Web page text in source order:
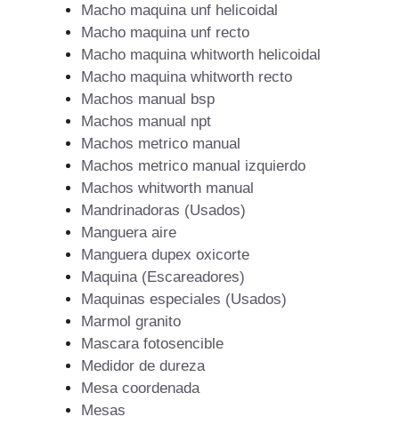
Macho maquina unf helicoidal
Macho maquina unf recto
Macho maquina whitworth helicoidal
Macho maquina whitworth recto
Machos manual bsp
Machos manual npt
Machos metrico manual
Machos metrico manual izquierdo
Machos whitworth manual
Mandrinadoras (Usados)
Manguera aire
Manguera dupex oxicorte
Maquina (Escareadores)
Maquinas especiales (Usados)
Marmol granito
Mascara fotosencible
Medidor de dureza
Mesa coordenada
Mesas